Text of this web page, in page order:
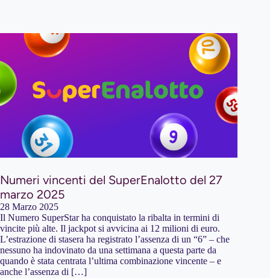
Numeri vincenti del SuperEnalotto del 27
marzo 2025
28 Marzo 2025
Il Numero SuperStar ha conquistato la ribalta in termini di
vincite più alte. Il jackpot si avvicina ai 12 milioni di euro.
L’estrazione di stasera ha registrato l’assenza di un “6” – che
nessuno ha indovinato da una settimana a questa parte da
quando è stata centrata l’ultima combinazione vincente – e
anche l’assenza di […]